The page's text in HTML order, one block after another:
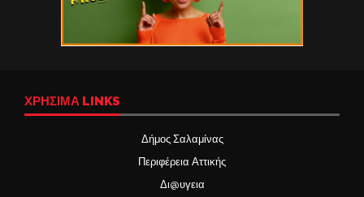
ΧΡΉΣΙΜΑ LINKS
Δήμος Σαλαμίνας
Περιφέρεια Αττικής
Δι@υγεια